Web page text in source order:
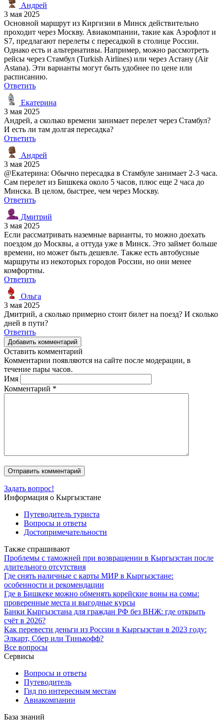
Андрей
3 мая 2025
Основной маршрут из Киргизии в Минск действительно
проходит через Москву. Авиакомпании, такие как Аэрофлот и
S7, предлагают перелеты с пересадкой в столице России.
Однако есть и альтернативы. Например, можно рассмотреть
рейсы через Стамбул (Turkish Airlines) или через Астану (Air
Astana). Эти варианты могут быть удобнее по цене или
расписанию.
Ответить
Екатерина
3 мая 2025
Андрей, а сколько времени занимает перелет через Стамбул?
И есть ли там долгая пересадка?
Ответить
Андрей
3 мая 2025
@Екатерина: Обычно пересадка в Стамбуле занимает 2-3 часа.
Сам перелет из Бишкека около 5 часов, плюс еще 2 часа до
Минска. В целом, быстрее, чем через Москву.
Ответить
Дмитрий
3 мая 2025
Если рассматривать наземные варианты, то можно доехать
поездом до Москвы, а оттуда уже в Минск. Это займет больше
времени, но может быть дешевле. Также есть автобусные
маршруты из некоторых городов России, но они менее
комфортны.
Ответить
Ольга
3 мая 2025
Дмитрий, а сколько примерно стоит билет на поезд? И сколько
дней в пути?
Ответить
Добавить комментарий
Оставить комментарий
Комментарии появляются на сайте после модерации, в
течение пары часов.
Имя
Комментарий *
Задать вопрос!
Информация о Кыргызстане
Путеводитель туриста
Вопросы и ответы
Достопримечательности
Также спрашивают
Проблемы с таможней при возвращении в Кыргызстан после
длительного отсутствия
Где снять наличные с карты МИР в Кыргызстане:
особенности и рекомендации
Где в Бишкеке можно обменять корейские воны на сомы:
проверенные места и выгодные курсы
Банки Кыргызстана для граждан РФ без ВНЖ: где открыть
счёт в 2026?
Как перевести деньги из России в Кыргызстан в 2023 году:
Элкарт, Сбер или Тинькофф?
Все вопросы
Сервисы
Вопросы и ответы
Путеводитель
Гид по интересным местам
Авиакомпании
База знаний